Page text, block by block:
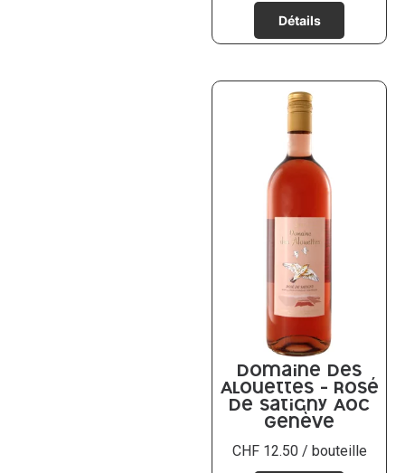
Domaine des
Alouettes – Rosé
de Satigny AOC
Genève
CHF12.50 / bouteille